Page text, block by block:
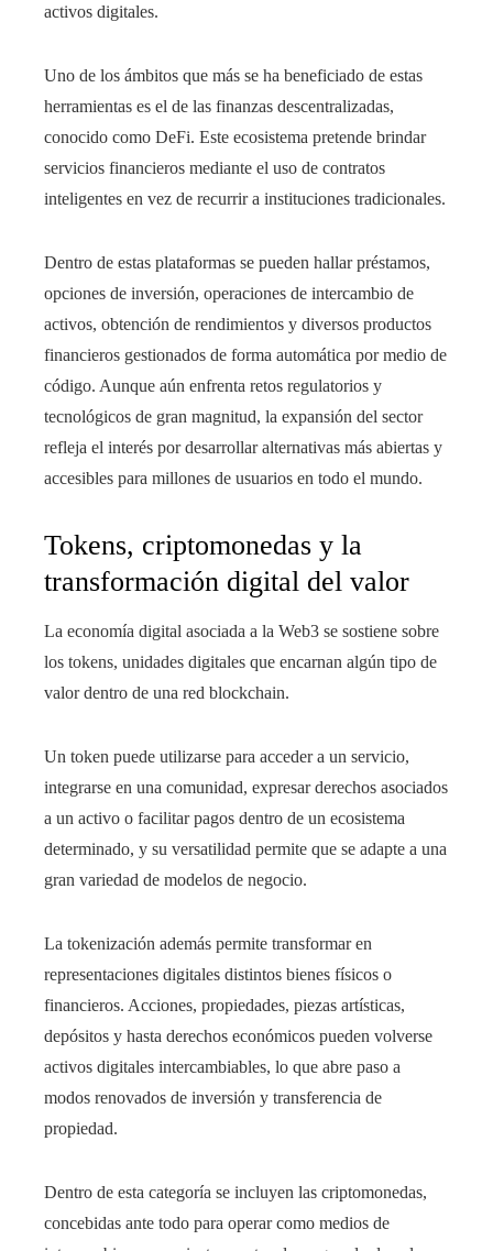
activos digitales.
Uno de los ámbitos que más se ha beneficiado de estas
herramientas es el de las finanzas descentralizadas,
conocido como DeFi. Este ecosistema pretende brindar
servicios financieros mediante el uso de contratos
inteligentes en vez de recurrir a instituciones tradicionales.
Dentro de estas plataformas se pueden hallar préstamos,
opciones de inversión, operaciones de intercambio de
activos, obtención de rendimientos y diversos productos
financieros gestionados de forma automática por medio de
código. Aunque aún enfrenta retos regulatorios y
tecnológicos de gran magnitud, la expansión del sector
refleja el interés por desarrollar alternativas más abiertas y
accesibles para millones de usuarios en todo el mundo.
Tokens, criptomonedas y la
transformación digital del valor
La economía digital asociada a la Web3 se sostiene sobre
los tokens, unidades digitales que encarnan algún tipo de
valor dentro de una red blockchain.
Un token puede utilizarse para acceder a un servicio,
integrarse en una comunidad, expresar derechos asociados
a un activo o facilitar pagos dentro de un ecosistema
determinado, y su versatilidad permite que se adapte a una
gran variedad de modelos de negocio.
La tokenización además permite transformar en
representaciones digitales distintos bienes físicos o
financieros. Acciones, propiedades, piezas artísticas,
depósitos y hasta derechos económicos pueden volverse
activos digitales intercambiables, lo que abre paso a
modos renovados de inversión y transferencia de
propiedad.
Dentro de esta categoría se incluyen las criptomonedas,
concebidas ante todo para operar como medios de